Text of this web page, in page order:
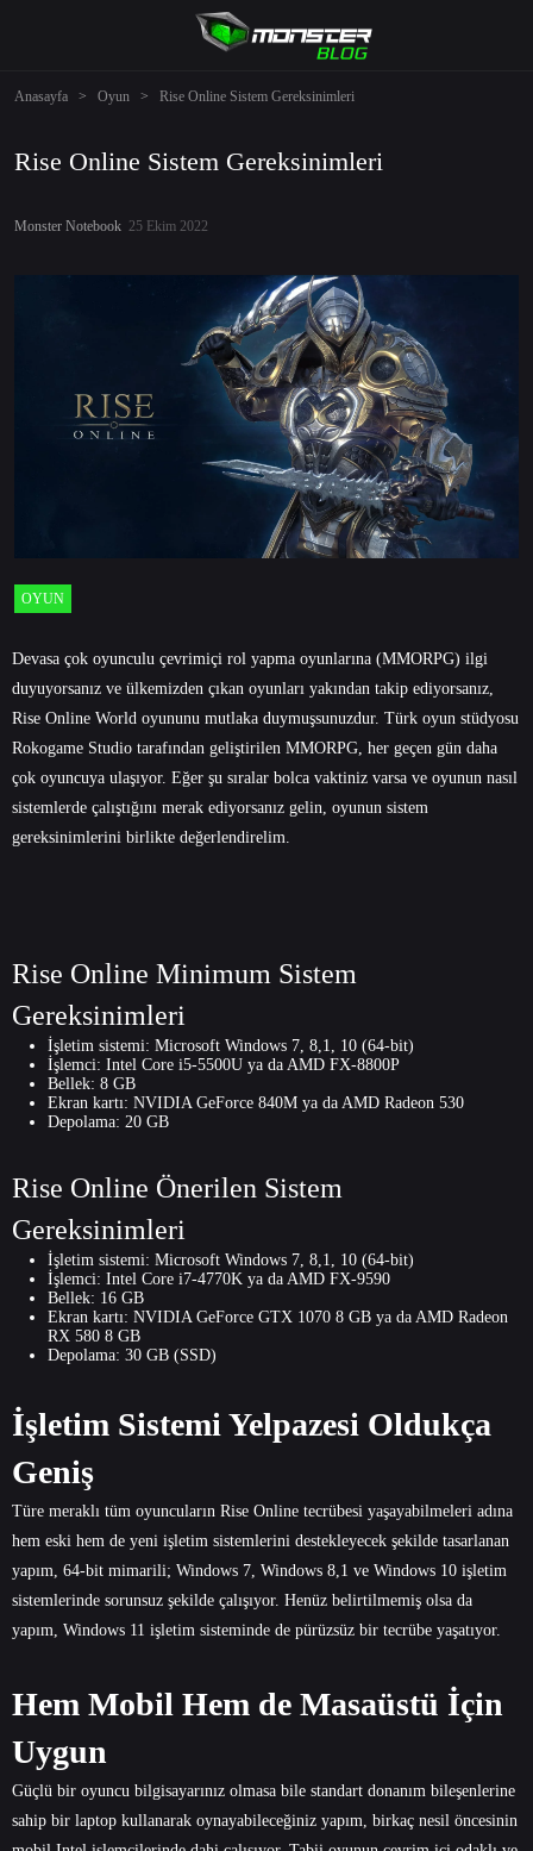
Anasayfa > Oyun > Rise Online Sistem Gereksinimleri
Rise Online Sistem Gereksinimleri
Monster Notebook 25 Ekim 2022
OYUN
Devasa çok oyunculu çevrimiçi rol yapma oyunlarına (MMORPG) ilgi
duyuyorsanız ve ülkemizden çıkan oyunları yakından takip ediyorsanız,
Rise Online World oyununu mutlaka duymuşsunuzdur. Türk oyun stüdyosu
Rokogame Studio tarafından geliştirilen MMORPG, her geçen gün daha
çok oyuncuya ulaşıyor. Eğer şu sıralar bolca vaktiniz varsa ve oyunun nasıl
sistemlerde çalıştığını merak ediyorsanız gelin, oyunun sistem
gereksinimlerini birlikte değerlendirelim.
Rise Online Minimum Sistem
Gereksinimleri
İşletim sistemi: Microsoft Windows 7, 8,1, 10 (64-bit)
İşlemci: Intel Core i5-5500U ya da AMD FX-8800P
Bellek: 8 GB
Ekran kartı: NVIDIA GeForce 840M ya da AMD Radeon 530
Depolama: 20 GB
Rise Online Önerilen Sistem
Gereksinimleri
İşletim sistemi: Microsoft Windows 7, 8,1, 10 (64-bit)
İşlemci: Intel Core i7-4770K ya da AMD FX-9590
Bellek: 16 GB
Ekran kartı: NVIDIA GeForce GTX 1070 8 GB ya da AMD Radeon
RX 580 8 GB
Depolama: 30 GB (SSD)
İşletim Sistemi Yelpazesi Oldukça
Geniş
Türe meraklı tüm oyuncuların Rise Online tecrübesi yaşayabilmeleri adına
hem eski hem de yeni işletim sistemlerini destekleyecek şekilde tasarlanan
yapım, 64-bit mimarili; Windows 7, Windows 8,1 ve Windows 10 işletim
sistemlerinde sorunsuz şekilde çalışıyor. Henüz belirtilmemiş olsa da
yapım, Windows 11 işletim sisteminde de pürüzsüz bir tecrübe yaşatıyor.
Hem Mobil Hem de Masaüstü İçin
Uygun
Güçlü bir oyuncu bilgisayarınız olmasa bile standart donanım bileşenlerine
sahip bir laptop kullanarak oynayabileceğiniz yapım, birkaç nesil öncesinin